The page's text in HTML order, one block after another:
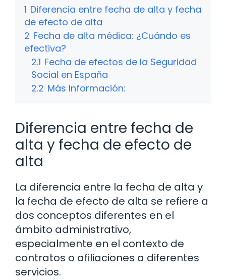
1 Diferencia entre fecha de alta y fecha
de efecto de alta
2 Fecha de alta médica: ¿Cuándo es
efectiva?
2.1 Fecha de efectos de la Seguridad
Social en España
2.2 Más Información:
Diferencia entre fecha de
alta y fecha de efecto de
alta
La diferencia entre la fecha de alta y
la fecha de efecto de alta se refiere a
dos conceptos diferentes en el
ámbito administrativo,
especialmente en el contexto de
contratos o afiliaciones a diferentes
servicios.